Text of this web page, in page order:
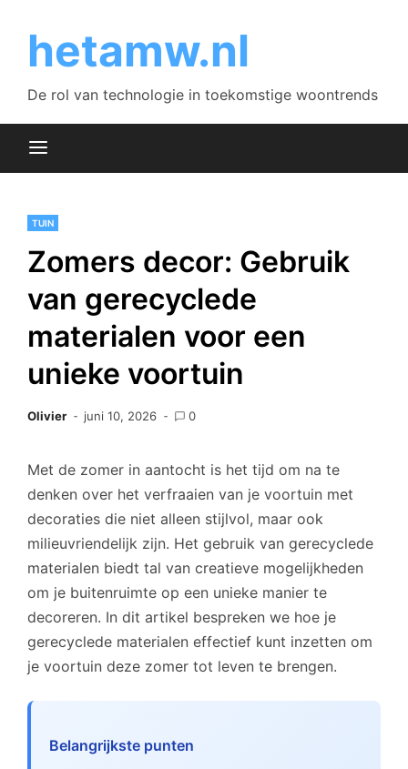
contenthetamw.nl
De rol van technologie in toekomstige woontrends
TUIN
Zomers decor: Gebruik
van gerecyclede
materialen voor een
unieke voortuin
Olivier juni 10, 2026 0
Met de zomer in aantocht is het tijd om na te
denken over het verfraaien van je voortuin met
decoraties die niet alleen stijlvol, maar ook
milieuvriendelijk zijn. Het gebruik van gerecyclede
materialen biedt tal van creatieve mogelijkheden
om je buitenruimte op een unieke manier te
decoreren. In dit artikel bespreken we hoe je
gerecyclede materialen effectief kunt inzetten om
je voortuin deze zomer tot leven te brengen.
Belangrijkste punten